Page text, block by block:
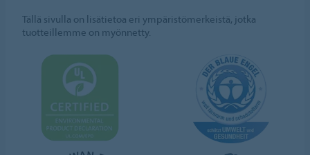
Tällä sivulla on lisätietoa eri ympäristömerkeistä, jotka
tuotteillemme on myönnetty.